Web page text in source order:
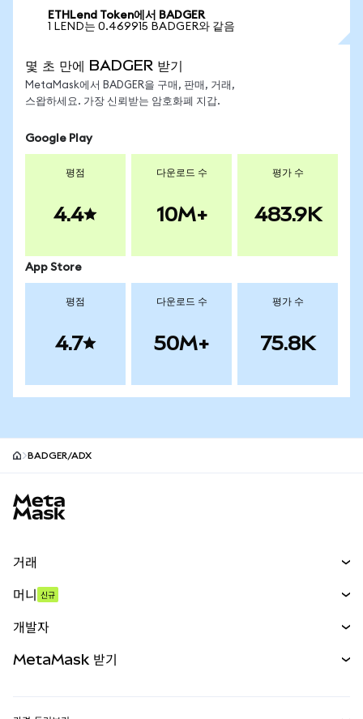
ETHLend Token에서 BADGER
1 LEND는 0.469915 BADGER와 같음
몇 초 만에 BADGER 받기
MetaMask에서 BADGER을 구매, 판매, 거래,
스왑하세요. 가장 신뢰받는 암호화폐 지갑.
Google Play
평점
4.4
다운로드 수
10M+
평가 수
483.9K
App Store
평점
4.7
다운로드 수
50M+
평가 수
75.8K
BADGER/ADX
거래
무기한 선물
실물자산
머니 신규
개발자
MetaMask 받기